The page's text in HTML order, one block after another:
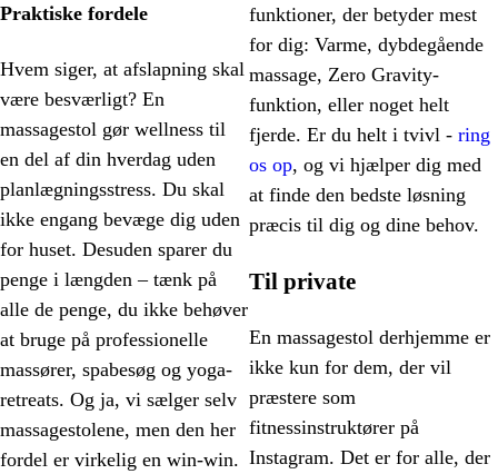
Praktiske fordele
Hvem siger, at afslapning skal
være besværligt? En
massagestol gør wellness til
en del af din hverdag uden
planlægningsstress. Du skal
ikke engang bevæge dig uden
for huset. Desuden sparer du
penge i længden – tænk på
alle de penge, du ikke behøver
at bruge på professionelle
massører, spabesøg og yoga-
retreats. Og ja, vi sælger selv
massagestolene, men den her
fordel er virkelig en win-win.
funktioner, der betyder mest
for dig: Varme, dybdegående
massage, Zero Gravity-
funktion, eller noget helt
fjerde. Er du helt i tvivl - ring
os op, og vi hjælper dig med
at finde den bedste løsning
præcis til dig og dine behov.
Til private
En massagestol derhjemme er
ikke kun for dem, der vil
præstere som
fitnessinstruktører på
Instagram. Det er for alle, der